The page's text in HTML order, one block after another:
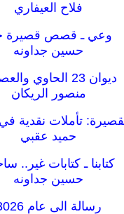
فلاح العيفاري
وعي ـ قصص قصيرة
حسين جداونه
ديوان 23 الحاوي والعصفور
منصور الريكان
تأملات نقدية
حميد عقبي
كتابنا ـ كتابات غير..
حسين جداونه
رسالة الى عام 3026